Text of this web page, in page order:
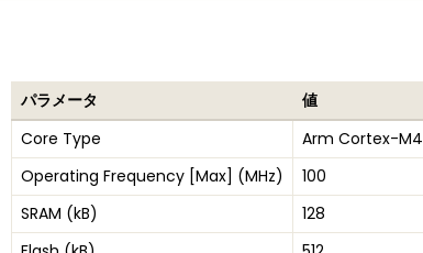
パラメータ
値
Core Type
Arm Cortex-M4
Operating Frequency [Max] (MHz)
100
SRAM (kB)
128